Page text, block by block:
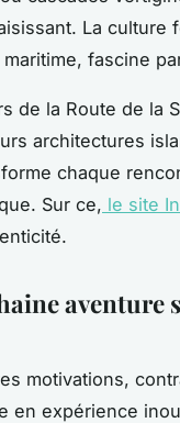
La culture
fascine
de la Route de la
architectures
chaque
Sur ce, le site
aventure
motivations,
en expérience